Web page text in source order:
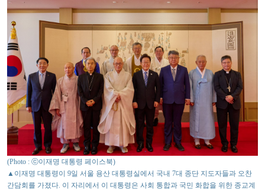
(Photo : ⓒ이재명 대통령 페이스북)
▲이재명 대통령이 9일 서울 용산 대통령실에서 국내 7대 종단 지도자들과 오찬
간담회를 가졌다. 이 자리에서 이 대통령은 사회 통합과 국민 화합을 위한 종교계